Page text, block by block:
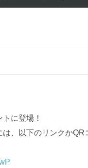
に登場！
、以下のリンクかQR